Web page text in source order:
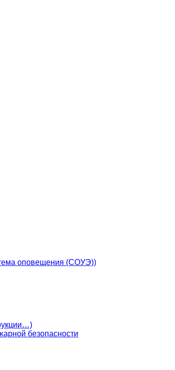
оповещения (СОУЭ))
безопасности